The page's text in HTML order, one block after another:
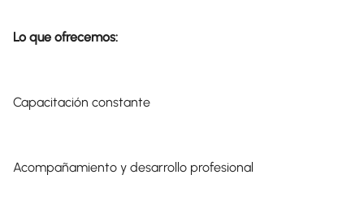
Lo que ofrecemos:
Capacitación constante
Acompañamiento y desarrollo profesional